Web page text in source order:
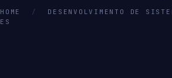
HOME /
DESENVOLVIMENTO DE
ES